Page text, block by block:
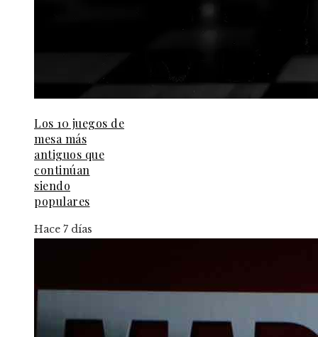
Los 10 juegos de
mesa más
antiguos que
continúan
siendo
populares
Hace 7 días